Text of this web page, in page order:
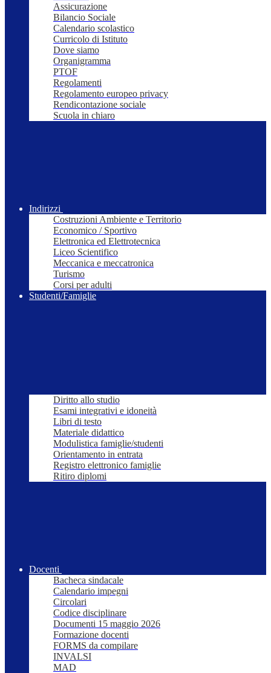
Assicurazione
Bilancio Sociale
Calendario scolastico
Curricolo di Istituto
Dove siamo
Organigramma
PTOF
Regolamenti
Regolamento europeo privacy
Rendicontazione sociale
Scuola in chiaro
Indirizzi
Costruzioni Ambiente e Territorio
Economico / Sportivo
Elettronica ed Elettrotecnica
Liceo Scientifico
Meccanica e meccatronica
Turismo
Corsi per adulti
Studenti/Famiglie
Diritto allo studio
Esami integrativi e idoneità
Libri di testo
Materiale didattico
Modulistica famiglie/studenti
Orientamento in entrata
Registro elettronico famiglie
Ritiro diplomi
Docenti
Bacheca sindacale
Calendario impegni
Circolari
Codice disciplinare
Documenti 15 maggio 2026
Formazione docenti
FORMS da compilare
INVALSI
MAD